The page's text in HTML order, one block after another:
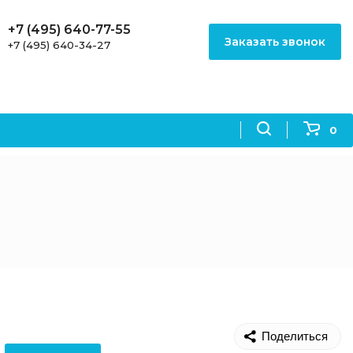
0
+7 (495) 640-77-55
+7 (495) 640-34-27 Заказать звонок
Поделиться